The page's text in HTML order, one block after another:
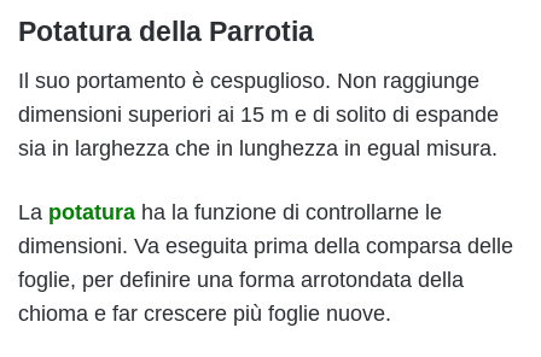
Potatura della Parrotia
Il suo portamento è cespuglioso. Non raggiunge
dimensioni superiori ai 15 m e di solito di espande
sia in larghezza che in lunghezza in egual misura.
La potatura ha la funzione di controllarne le
dimensioni. Va eseguita prima della comparsa delle
foglie, per definire una forma arrotondata della
chioma e far crescere più foglie nuove.